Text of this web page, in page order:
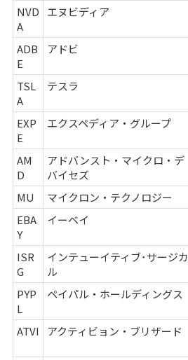
NVD
A
エヌビディア
ADB
E
アドビ
TSL
A
テスラ
EXP
E
エクスペディア・グループ
AM
D
アドバンスト・マイクロ・デ
バイセズ
MU マイクロン・テクノロジー
EBA
Y
イーベイ
ISR
G
インテューイティブ･サージカ
ル
PYP
L
ペイパル・ホールディングス
ATVI
アクティビョン・ブリザード